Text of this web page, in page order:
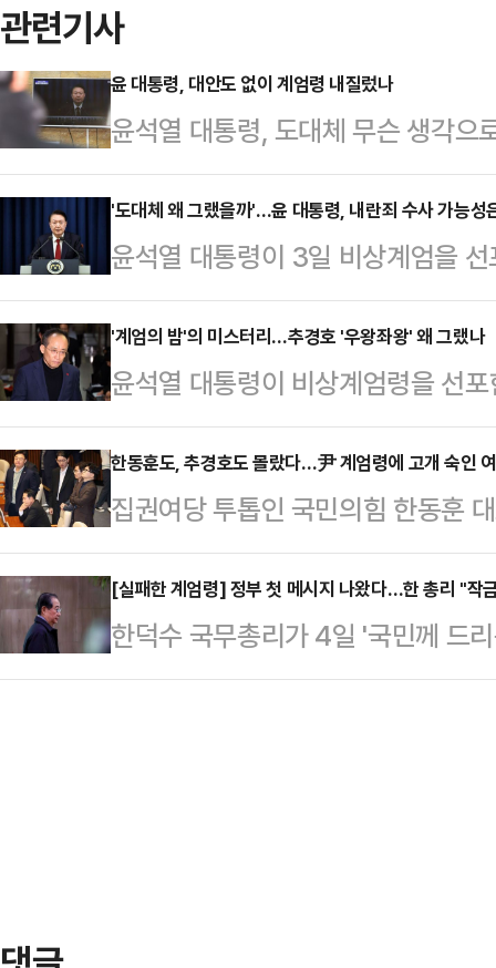
관련기사
윤 대통령, 대안도 없이 계엄령 내질렀나
윤석열 대통령, 도대체 무슨 생각
해할 수가 없다. 헌법은 “국회가 재
요구한 때에는 대통령은 이를 해
있다. 국회는 야당인 더불어민주당
있다. 계엄령 선포 즉시 해제를 결
서 윤 대통령이 ‘긴급 대국민 특별담
름의 대안이 정밀하게 마련됐을 것
그렇게 생각했…
'도대체 왜 그랬을까'…윤 대통령, 내란죄 수사 가능
윤석열 대통령이 3일 비상계엄을
어민주당이 내란죄로 윤 대통령을
려졌다. 법조계에서는 "국회의 계
도 국회를 물리적으로 폐쇄해 고유
립 가능성을 높이는 것이다. 내란
때문에 수사와 기소가 가능하다"고
엄 선포에 관한 구체적인 과정이 드
하기는 쉽지 않을 것"이라며…
'계엄의 밤'의 미스터리…추경호 '우왕좌왕' 왜 그랬나
윤석열 대통령이 비상계엄령을 선
아지고 있다. 특히 추경호 국민의힘
혼란을 야기했는데 여권 내부에서
을 막는 역할을 했다며 강력 비판
시 1분 국회 표결에 참석, 해제안에
명인 김상욱 의원은 MBC라디오 '
식을 듣고 당론이고 뭐고 모르고 그
금 국회에…
한동훈도, 추경호도 몰랐다…尹 계엄령에 고개 숙인
집권여당 투톱인 국민의힘 한동훈
의 비상계엄 선포에 대해 사과와 유
국회의 의견을 받아들여, 조속히
는 4일 국회에서 계엄해제 결의안
이런 사태가 발생해 대단히 유감스
[실패한 계엄령] 정부 첫 메시지 나왔다…한 총리 "작
한덕수 국무총리가 4일 '국민께 드
된 모든 과정에 대하여 책임을 통감